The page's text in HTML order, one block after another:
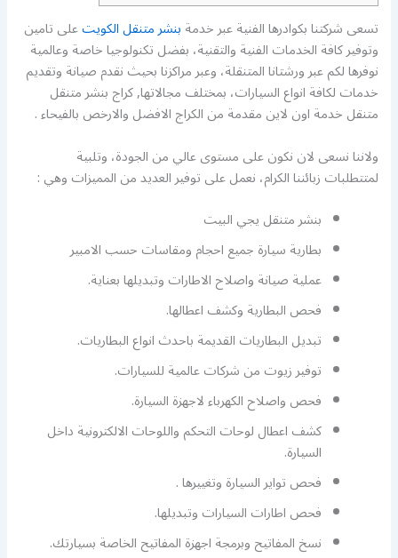
تسعى شركتنا بكوادرها الفنية عبر خدمةبنشر متنقل الكويتعلى تامين
وتوفير كافة الخدمات الفنية والتقنية، بفضل تكنولوجيا خاصة وعالمية
نوفرها لكم عبر ورشتانا المتنقلة، وعبر مراكزنا بحيث نقدم صيانة وتقديم
خدمات لكافة انواع السيارات، بمختلف مجالاتها, كراج بنشر متنقل
متنقل خدمة اون لاين مقدمة من الكراج الافضل والارخص بالفيحاء .
ولاننا نسعى لان نكون على مستوى عالي من الجودة، وتلبية
لمتتطلبات زبائننا الكرام، نعمل على توفير العديد من المميزات وهي :
بنشر متنقل يجي البيت
بطارية سيارة جميع احجام ومقاسات حسب الامبير
عملية صيانة واصلاح الاطارات وتبديلها بعناية.
فحص البطارية وكشف اعطالها.
تبديل البطاريات القديمة باحدث انواع البطاريات.
توفير زيوت من شركات عالمية للسيارات.
فحص واصلاح الكهرباء لاجهزة السيارة.
كشف اعطال لوحات التحكم واللوحات الالكترونية داخل
السيارة.
فحص تواير السيارة وتغييرها .
فحص اطارات السيارات وتبديلها.
نسخ المفاتيح وبرمجة اجهزة المفاتيح الخاصة بسيارتك.